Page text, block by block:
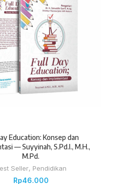
Education: Konsep dan
— Suyyinah, S.Pd.I., M.H.,
M.Pd.
Seller, Pendidikan
Rp46.000